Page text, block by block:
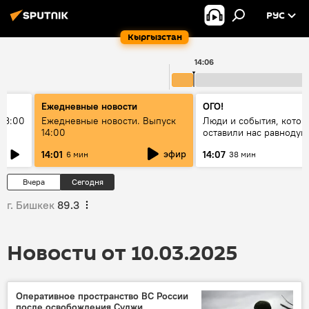
Кыргызстан
РУС
14:06
Ежедневные новости
Ежедневные новости. Выпуск
14:00
14:01 6 мин эфир
ОГО!
Люди и события,
оставили нас
14:07 38 мин
Вчера Сегодня
г. Бишкек 89.3
Новости от 10.03.2025
Оперативное пространство ВС России